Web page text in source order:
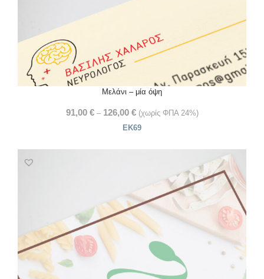
Μελάνι – μία όψη
91,00 € – 126,00 € (χωρίς ΦΠΑ 24%)
ΕΚ69